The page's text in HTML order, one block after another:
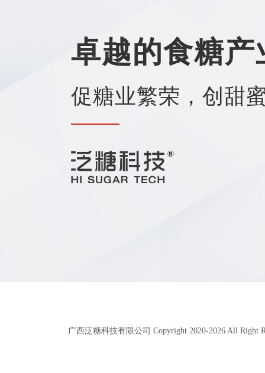
卓越的食糖
促糖业繁荣，创甜
广西泛糖科技有限公司 Copyright 2020-2026 All Right